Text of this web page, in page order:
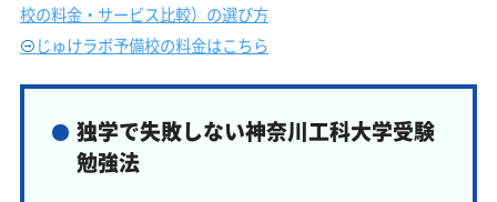
校の料金・サービス比較）の選び方
じゅけラボ予備校の料金はこちら
独学で失敗しない神奈川工科大学受験
勉強法